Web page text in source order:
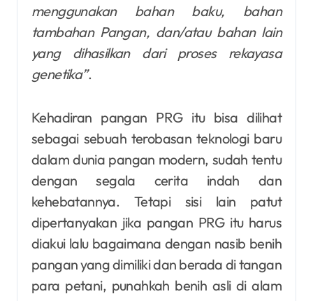
menggunakan bahan baku, bahan
tambahan Pangan, dan/atau bahan lain
yang dihasilkan dari proses rekayasa
genetika”.
Kehadiran pangan PRG itu bisa dilihat
sebagai sebuah terobasan teknologi baru
dalam dunia pangan modern, sudah tentu
dengan segala cerita indah dan
kehebatannya. Tetapi sisi lain patut
dipertanyakan jika pangan PRG itu harus
diakui lalu bagaimana dengan nasib benih
pangan yang dimiliki dan berada di tangan
para petani, punahkah benih asli di alam